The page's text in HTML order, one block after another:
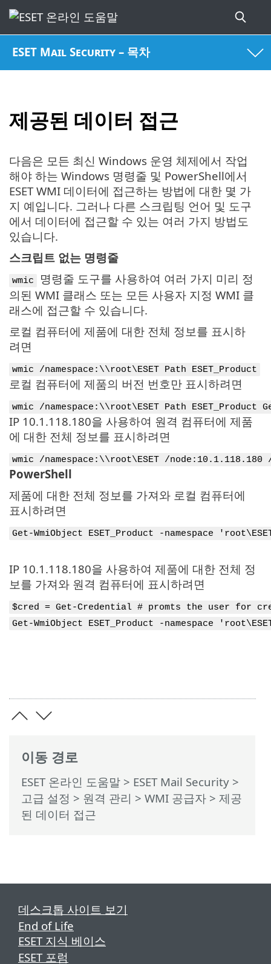
ESET Mail Security – 목차
제공된 데이터 접근
이동 경로
ESET 온라인 도움말 > ESET Mail Security >
고급 설정 > 원격 관리 > WMI 공급자 > 제공
된 데이터 접근
다음은 모든 최신 Windows 운영 체제에서 작업
해야 하는 Windows 명령줄 및 PowerShell에서
ESET WMI 데이터에 접근하는 방법에 대한 몇 가
지 예입니다. 그러나 다른 스크립팅 언어 및 도구
에서 데이터에 접근할 수 있는 여러 가지 방법도
있습니다.
스크립트 없는 명령줄
wmic
명령줄 도구를 사용하여 여러 가지 미리 정
의된 WMI 클래스 또는 모든 사용자 지정 WMI 클
래스에 접근할 수 있습니다.
로컬 컴퓨터에 제품에 대한 전체 정보를 표시하
려면
wmic /namespace:\\root\ESET Path ESET_Product
로컬 컴퓨터에 제품의 버전 번호만 표시하려면
wmic /namespace:\\root\ESET Path ESET_Product
IP 10.1.118.180을 사용하여 원격 컴퓨터에 제품
에 대한 전체 정보를 표시하려면
wmic /namespace:\\root\ESET /
PowerShell
제품에 대한 전체 정보를 가져와 로컬 컴퓨터에
표시하려면
Get-WmiObject ESET_Product -namespace
IP 10.1.118.180을 사용하여 제품에 대한 전체 정
보를 가져와 원격 컴퓨터에 표시하려면
$cred = Get-Credential # promts the user for
Get-WmiObject ESET_Product -namespace
데스크톱 사이트 보기
End of Life
ESET 지식 베이스
ESET 포럼